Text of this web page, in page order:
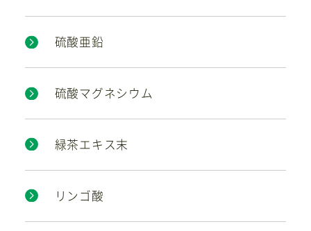
硫酸亜鉛
硫酸マグネシウム
緑茶エキス末
リンゴ酸